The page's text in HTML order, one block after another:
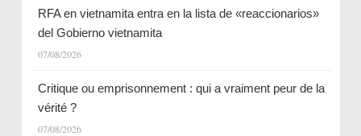
RFA en vietnamita entra en la lista de «reaccionarios»
del Gobierno vietnamita
07/08/2026
Critique ou emprisonnement : qui a vraiment peur de la
vérité ?
07/08/2026